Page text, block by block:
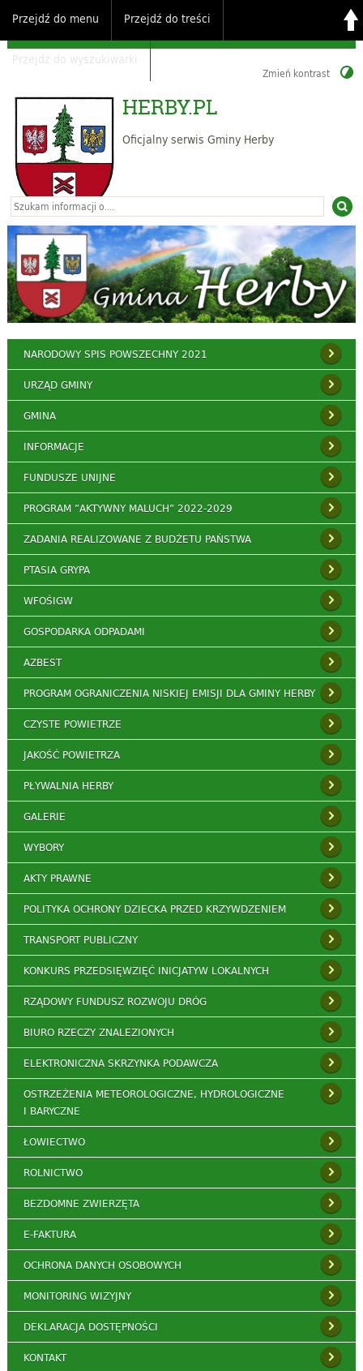
Przejdź do menu Przejdź do treści
Przejdź do wyszukiwarki
Zmień kontrast
HERBY.PL
Oficjalny serwis Gminy Herby
NARODOWY SPIS POWSZECHNY 2021
URZĄD GMINY
GMINA
INFORMACJE
FUNDUSZE UNIJNE
PROGRAM ”AKTYWNY MALUCH” 2022-2029
ZADANIA REALIZOWANE Z BUDŻETU PAŃSTWA
PTASIA GRYPA
WFOŚIGW
GOSPODARKA ODPADAMI
AZBEST
PROGRAM OGRANICZENIA NISKIEJ EMISJI DLA GMINY HERBY
CZYSTE POWIETRZE
JAKOŚĆ POWIETRZA
PŁYWALNIA HERBY
GALERIE
WYBORY
AKTY PRAWNE
POLITYKA OCHRONY DZIECKA PRZED KRZYWDZENIEM
TRANSPORT PUBLICZNY
KONKURS PRZEDSIĘWZIĘĆ INICJATYW LOKALNYCH
RZĄDOWY FUNDUSZ ROZWOJU DRÓG
BIURO RZECZY ZNALEZIONYCH
ELEKTRONICZNA SKRZYNKA PODAWCZA
OSTRZEŻENIA METEOROLOGICZNE, HYDROLOGICZNE
I BARYCZNE
ŁOWIECTWO
ROLNICTWO
BEZDOMNE ZWIERZĘTA
E-FAKTURA
OCHRONA DANYCH OSOBOWYCH
MONITORING WIZYJNY
DEKLARACJA DOSTĘPNOŚCI
KONTAKT